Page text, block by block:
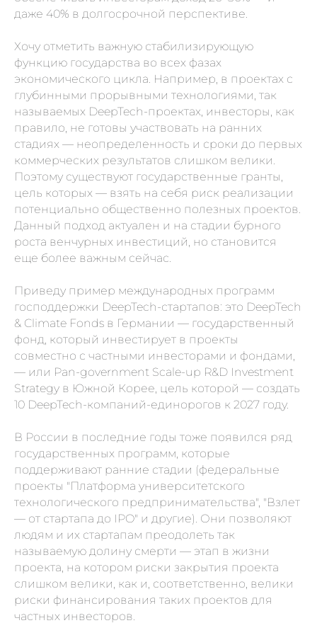
даже 40% в долгосрочной перспективе.
Хочу отметить важную стабилизирующую
функцию государства во всех фазах
экономического цикла. Например, в проектах с
глубинными прорывными технологиями, так
называемых DeepTech-проектах, инвесторы, как
правило, не готовы участвовать на ранних
стадиях — неопределенность и сроки до первых
коммерческих результатов слишком велики.
Поэтому существуют государственные гранты,
цель которых — взять на себя риск реализации
потенциально общественно полезных проектов.
Данный подход актуален и на стадии бурного
роста венчурных инвестиций, но становится
еще более важным сейчас.
Приведу пример международных программ
господдержки DeepTech-стартапов: это DeepTech
& Climate Fonds в Германии — государственный
фонд, который инвестирует в проекты
совместно с частными инвесторами и фондами,
— или Pan-government Scale-up R&D Investment
Strategy в Южной Корее, цель которой — создать
10 DeepTech-компаний-единорогов к 2027 году.
В России в последние годы тоже появился ряд
государственных программ, которые
поддерживают ранние стадии (федеральные
проекты "Платформа университетского
технологического предпринимательства", "Взлет
— от стартапа до IPO" и другие). Они позволяют
людям и их стартапам преодолеть так
называемую долину смерти — этап в жизни
проекта, на котором риски закрытия проекта
слишком велики, как и, соответственно, велики
риски финансирования таких проектов для
частных инвесторов.